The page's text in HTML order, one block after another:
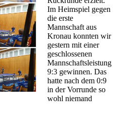
Im Heimspiel gegen
die erste
Mannschaft aus
Kronau konnten wir
gestern mit einer
geschlossenen
Mannschaftsleistung
9:3 gewinnen. Das
hatte nach dem 0:9
in der Vorrunde so
wohl niemand